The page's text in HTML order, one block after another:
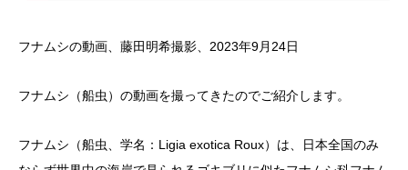
フナムシの動画、藤田明希撮影、2023年9月24日
フナムシ（船虫）の動画を撮ってきたのでご紹介します。
フナムシ（船虫、学名：Ligia exotica Roux）は、日本全国のみ